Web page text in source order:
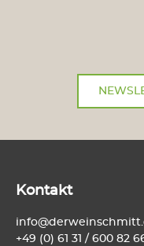
Kontakt
+49 (0) 61 31 / 600 82